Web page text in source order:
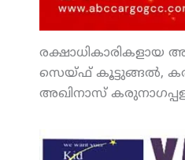
സെയ്ഫ് കൂട്ടുങ്ങല്‍,
അഖിനാസ്